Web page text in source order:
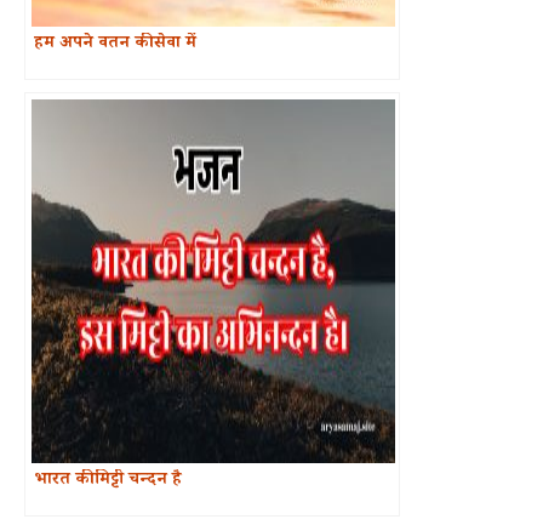
हम अपने वतन की सेवा में
भारत की मिट्टी चन्दन है